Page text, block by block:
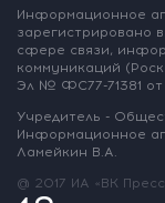
Информационное
зарегистрировано
сфере связи,
коммуникаций
Эл № ФС77-71381
Учредитель -
Информационное
Ламейкин В.А.
@ 2017 ИА «ВК